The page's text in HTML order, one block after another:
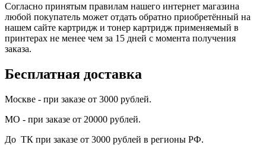
Согласно принятым правилам нашего интернет магазина
любой покупатель может отдать обратно приобретённый на
нашем сайте картридж и тонер картридж применяемый в
принтерах не менее чем за 15 дней с момента получения
заказа.
Бесплатная доставка
Москве - при заказе от 3000 рублей.
МО - при заказе от 20000 рублей.
До ТК при заказе от 3000 рублей в регионы РФ.